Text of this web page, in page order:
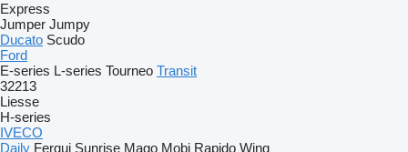
Express
Jumper Jumpy
Ducato Scudo
Ford
E-series L-series Tourneo Transit
32213
Liesse
H-series
IVECO
Daily Ferqui Sunrise Mago Mobi Rapido Wing